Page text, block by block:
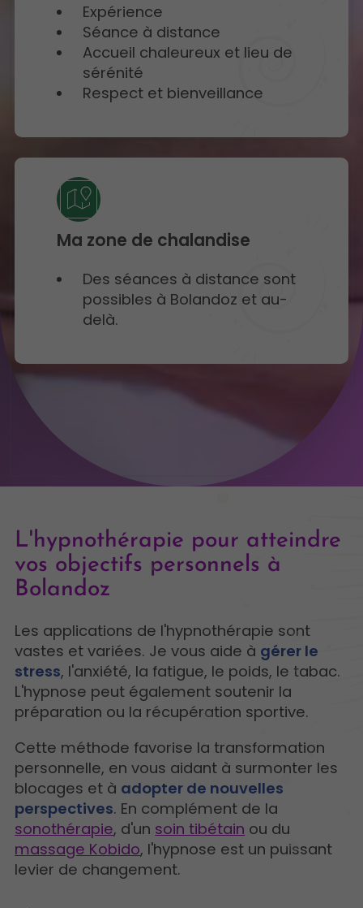
Expérience
Séance à distance
Accueil chaleureux et lieu de
sérénité
Respect et bienveillance
Ma zone de chalandise
Des séances à distance sont
possibles à Bolandoz et au-
delà.
L'hypnothérapie pour atteindre
vos objectifs personnels à
Bolandoz
Les applications de l'hypnothérapie sont
vastes et variées. Je vous aide à gérer le
stress, l'anxiété, la fatigue, le poids, le tabac.
L'hypnose peut également soutenir la
préparation ou la récupération sportive.
Cette méthode favorise la transformation
personnelle, en vous aidant à surmonter les
blocages et à adopter de nouvelles
perspectives. En complément de la
sonothérapie, d'un soin tibétain ou du
massage Kobido, l'hypnose est un puissant
levier de changement.